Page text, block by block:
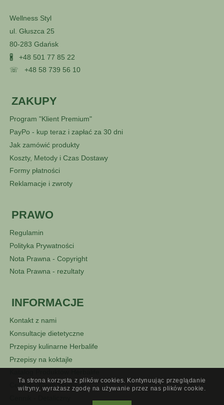
Wellness Styl
ul. Głuszca 25
80-283 Gdańsk
🖁 +48 501 77 85 22
☏ +48 58 739 56 10
ZAKUPY
Program "Klient Premium"
PayPo - kup teraz i zapłać za 30 dni
Jak zamówić produkty
Koszty, Metody i Czas Dostawy
Formy płatności
Reklamacje i zwroty
PRAWO
Regulamin
Polityka Prywatności
Nota Prawna - Copyright
Nota Prawna - rezultaty
INFORMACJE
Kontakt z nami
Konsultacje dietetyczne
Przepisy kulinarne Herbalife
Przepisy na koktajle
Cennik - Klient Premium
Ta strona korzysta z plików cookies. Kontynuując przeglądanie
witryny, wyrażasz zgodę na używanie przez nas plików cookie.